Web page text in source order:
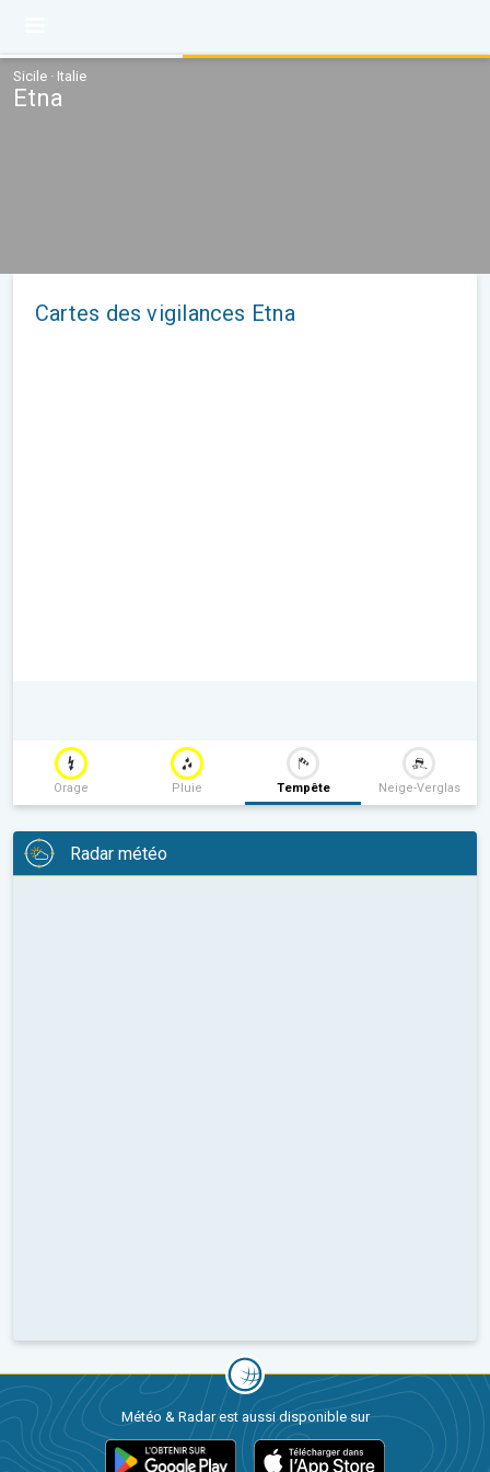
Sicile · Italie
Etna
Cartes des vigilances Etna
Orage Pluie Tempête Neige-Verglas
Radar météo
Météo & Radar est aussi disponible sur